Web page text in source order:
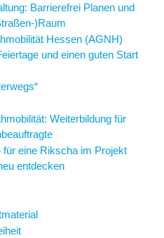
Barrierefrei Planen und
)Raum
Hessen (AGNH)
und einen guten Start
Weiterbildung für
für eine Rikscha im Projekt
entdecken